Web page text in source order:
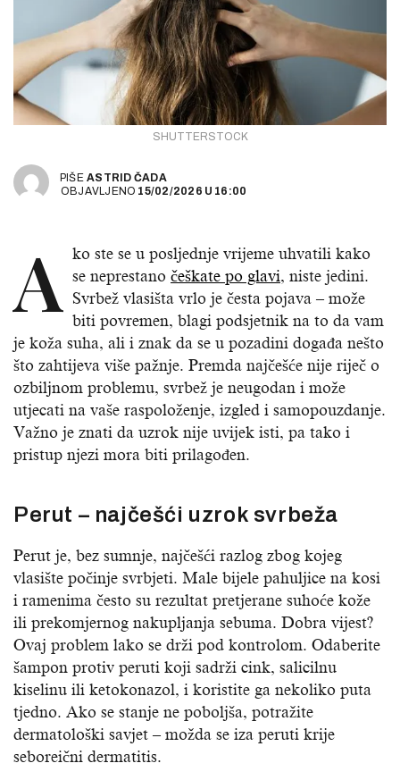
SHUTTERSTOCK
PIŠEASTRID ČADA
OBJAVLJENO 15/02/2026 U 16:00
A ko ste se u posljednje vrijeme uhvatili kako
se neprestano češkate po glavi, niste jedini.
Svrbež vlasišta vrlo je česta pojava – može
biti povremen, blagi podsjetnik na to da vam
je koža suha, ali i znak da se u pozadini događa nešto
što zahtijeva više pažnje. Premda najčešće nije riječ o
ozbiljnom problemu, svrbež je neugodan i može
utjecati na vaše raspoloženje, izgled i samopouzdanje.
Važno je znati da uzrok nije uvijek isti, pa tako i
pristup njezi mora biti prilagođen.
Perut – najčešći uzrok svrbeža
Perut je, bez sumnje, najčešći razlog zbog kojeg
vlasište počinje svrbjeti. Male bijele pahuljice na kosi
i ramenima često su rezultat pretjerane suhoće kože
ili prekomjernog nakupljanja sebuma. Dobra vijest?
Ovaj problem lako se drži pod kontrolom. Odaberite
šampon protiv peruti koji sadrži cink, salicilnu
kiselinu ili ketokonazol, i koristite ga nekoliko puta
tjedno. Ako se stanje ne poboljša, potražite
dermatološki savjet – možda se iza peruti krije
seboreični dermatitis.